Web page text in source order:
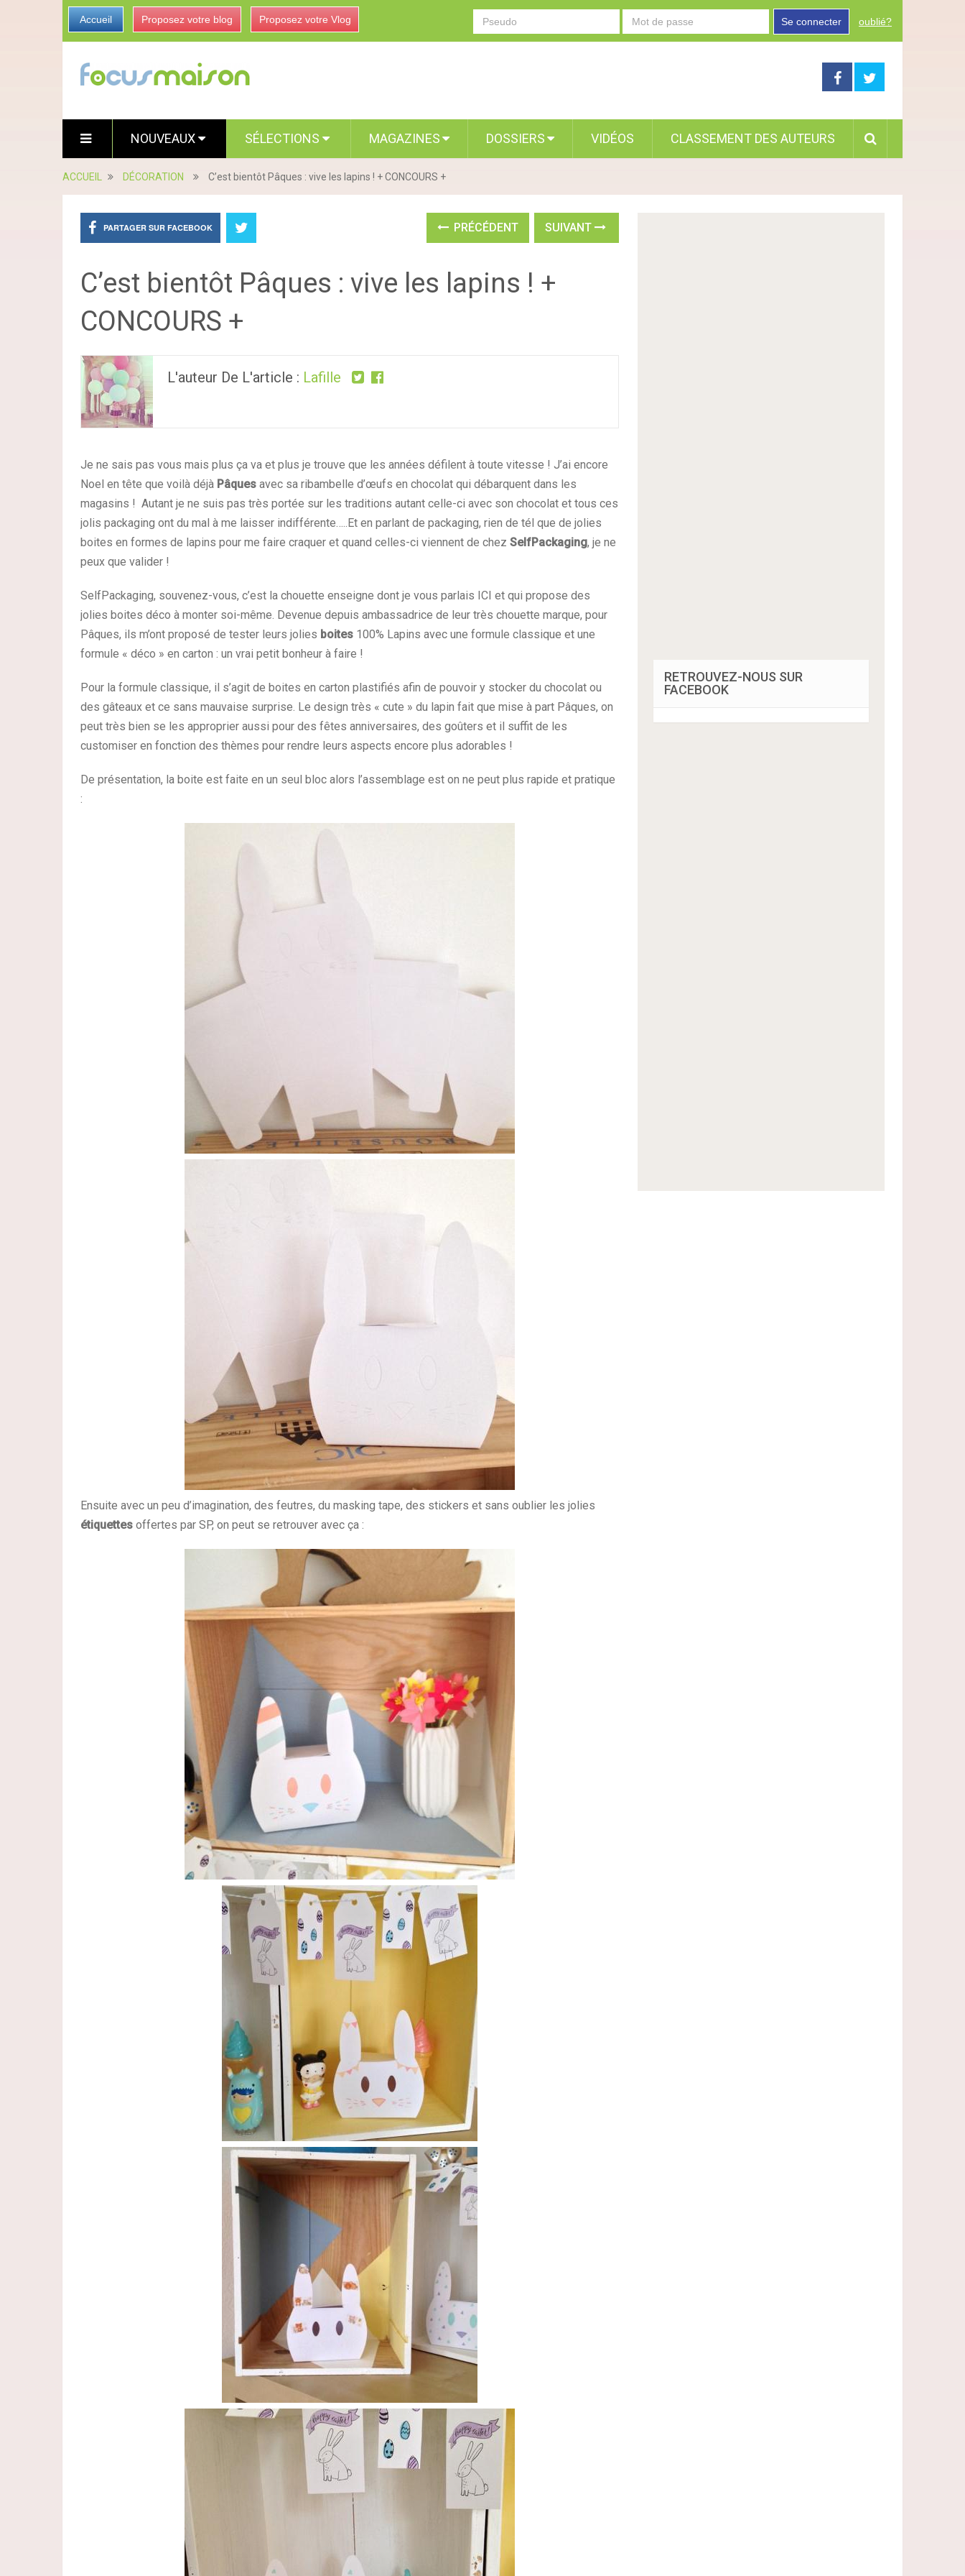
Accueil Proposez votre blog Proposez votre Vlog Se connecter oublié?
NOUVEAUX SÉLECTIONS MAGAZINES DOSSIERS VIDÉOS CLASSEMENT DES AUTEURS
ACCUEIL DÉCORATION C’est bientôt Pâques : vive les lapins ! + CONCOURS +
PARTAGER SUR FACEBOOK PRÉCÉDENT SUIVANT
C’est bientôt Pâques : vive les lapins ! +
CONCOURS +
L'auteur De L'article : Lafille
Je ne sais pas vous mais plus ça va et plus je trouve que les années défilent à toute vitesse ! J’ai encore
Noel en tête que voilà déjà Pâques avec sa ribambelle d’œufs en chocolat qui débarquent dans les
magasins ! Autant je ne suis pas très portée sur les traditions autant celle-ci avec son chocolat et tous ces
jolis packaging ont du mal à me laisser indifférente…..Et en parlant de packaging, rien de tél que de jolies
boites en formes de lapins pour me faire craquer et quand celles-ci viennent de chez SelfPackaging, je ne
peux que valider !
SelfPackaging, souvenez-vous, c’est la chouette enseigne dont je vous parlais ICI et qui propose des
jolies boites déco à monter soi-même. Devenue depuis ambassadrice de leur très chouette marque, pour
Pâques, ils m’ont proposé de tester leurs jolies boites 100% Lapins avec une formule classique et une
formule « déco » en carton : un vrai petit bonheur à faire !
Pour la formule classique, il s’agit de boites en carton plastifiés afin de pouvoir y stocker du chocolat ou
des gâteaux et ce sans mauvaise surprise. Le design très « cute » du lapin fait que mise à part Pâques, on
peut très bien se les approprier aussi pour des fêtes anniversaires, des goûters et il suffit de les
customiser en fonction des thèmes pour rendre leurs aspects encore plus adorables !
De présentation, la boite est faite en un seul bloc alors l’assemblage est on ne peut plus rapide et pratique
:
Ensuite avec un peu d’imagination, des feutres, du masking tape, des stickers et sans oublier les jolies
étiquettes offertes par SP, on peut se retrouver avec ça :
RETROUVEZ-NOUS SUR
FACEBOOK